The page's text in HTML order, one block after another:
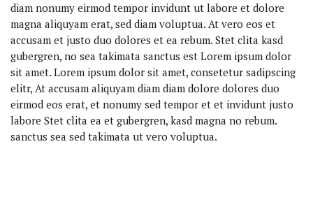
diam nonumy eirmod tempor invidunt ut labore et dolore
magna aliquyam erat, sed diam voluptua. At vero eos et
accusam et justo duo dolores et ea rebum. Stet clita kasd
gubergren, no sea takimata sanctus est Lorem ipsum dolor
sit amet. Lorem ipsum dolor sit amet, consetetur sadipscing
elitr, At accusam aliquyam diam diam dolore dolores duo
eirmod eos erat, et nonumy sed tempor et et invidunt justo
labore Stet clita ea et gubergren, kasd magna no rebum.
sanctus sea sed takimata ut vero voluptua.